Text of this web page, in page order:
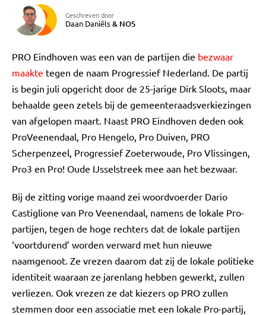
Geschreven door
Daan Daniëls& NOS
PRO Eindhoven was een van de partijen die bezwaar
maakte tegen de naam Progressief Nederland. De partij
is begin juli opgericht door de 25-jarige Dirk Sloots, maar
behaalde geen zetels bij de gemeenteraadsverkiezingen
van afgelopen maart. Naast PRO Eindhoven deden ook
ProVeenendaal, Pro Hengelo, Pro Duiven, PRO
Scherpenzeel, Progressief Zoeterwoude, Pro Vlissingen,
Pro3 en Pro! Oude IJsselstreek mee aan het bezwaar.
Bij de zitting vorige maand zei woordvoerder Dario
Castiglione van Pro Veenendaal, namens de lokale Pro-
partijen, tegen de hoge rechters dat de lokale partijen
‘voortdurend’ worden verward met hun nieuwe
naamgenoot. Ze vrezen daarom dat zij de lokale politieke
identiteit waaraan ze jarenlang hebben gewerkt, zullen
verliezen. Ook vrezen ze dat kiezers op PRO zullen
stemmen door een associatie met een lokale Pro-partij,